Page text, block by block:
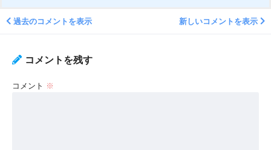
過去のコメントを表示 新しいコメントを表示
コメントを残す
コメント ※